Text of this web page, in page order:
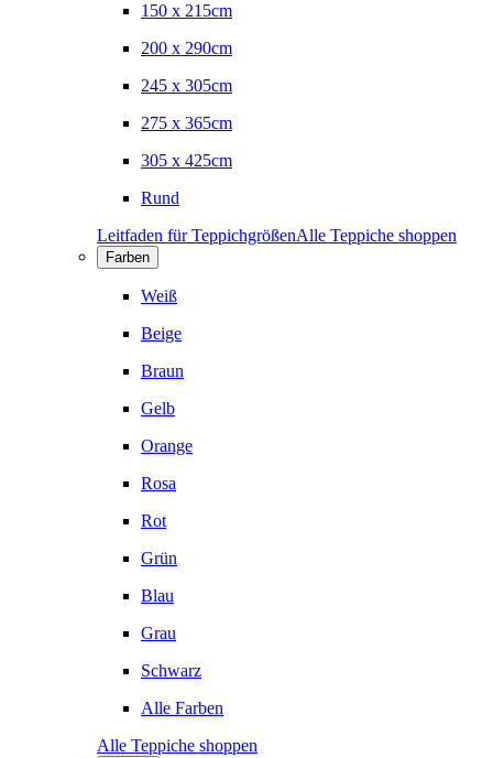
150 x 215cm
200 x 290cm
245 x 305cm
275 x 365cm
305 x 425cm
Rund
Leitfaden für TeppichgrößenAlle Teppiche shoppen
Farben
Weiß
Beige
Braun
Gelb
Orange
Rosa
Rot
Grün
Blau
Grau
Schwarz
Alle Farben
Alle Teppiche shoppen